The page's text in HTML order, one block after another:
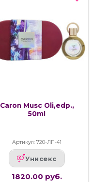
Caron Musc Oli,edp.,
50ml
Артикул: 720-ЛП-41
Унисекс
1820.00 руб.